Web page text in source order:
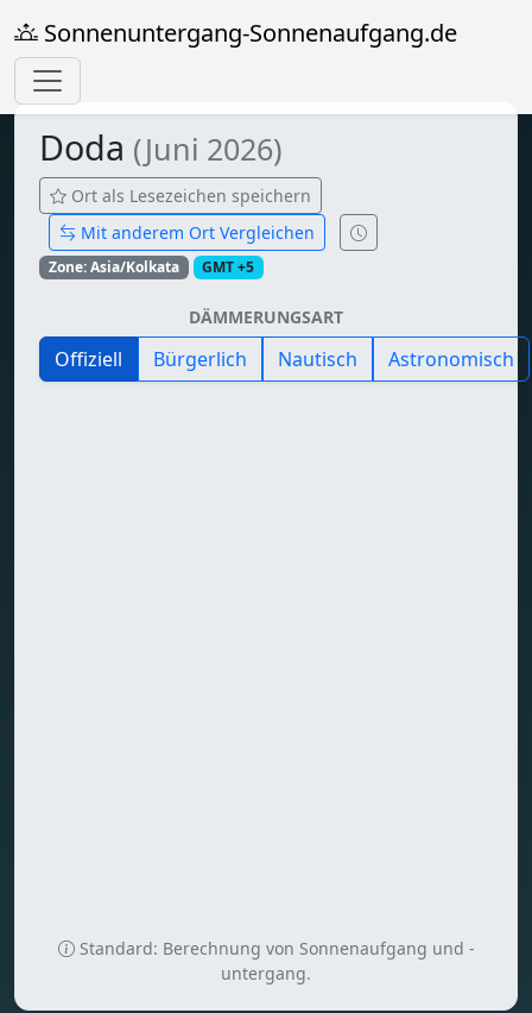
Sonnenuntergang-Sonnenaufgang.de
Doda (Juni 2026)
Ort als Lesezeichen speichern
Mit anderem Ort Vergleichen
Zone: Asia/Kolkata GMT +5
DÄMMERUNGSART
Offiziell Bürgerlich Nautisch Astronomisch
Standard: Berechnung von Sonnenaufgang und -
untergang.